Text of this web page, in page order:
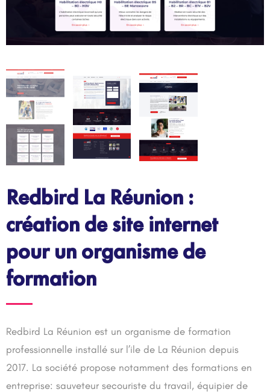
Redbird La Réunion :
création de site internet
pour un organisme de
formation
Redbird La Réunion est un organisme de formation
professionnelle installé sur l’ile de La Réunion depuis
2017. La société propose notamment des formations en
entreprise: sauveteur secouriste du travail, équipier de